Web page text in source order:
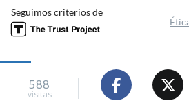
Seguimos criterios de
588
visitas